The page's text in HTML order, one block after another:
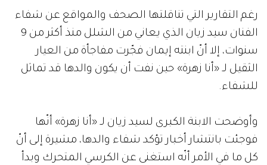
رغم التقارير التي تناقلتها الصحف والمواقع عن شفاء
الفنان سيد زيان الذي يعاني من الشلل منذ أكثر من 9
سنوات، إلا أنّ ابنته إيمان فجّرت مفاجأة من العيار
الثقيل لـ «أنا زهرة» حين نفت أن يكون والدها قد تماثل
للشفاء.
وأوضحت الابنة الكبرى لسيد زيان لـ «أنا زهرة» أنّها
فوجئت بانتشار أخبار تؤكد شفاء والدها، مشيرة إلى أنّ
كل ما في الأمر أنّه استغنى عن الكرسي المتحرك وبدأ